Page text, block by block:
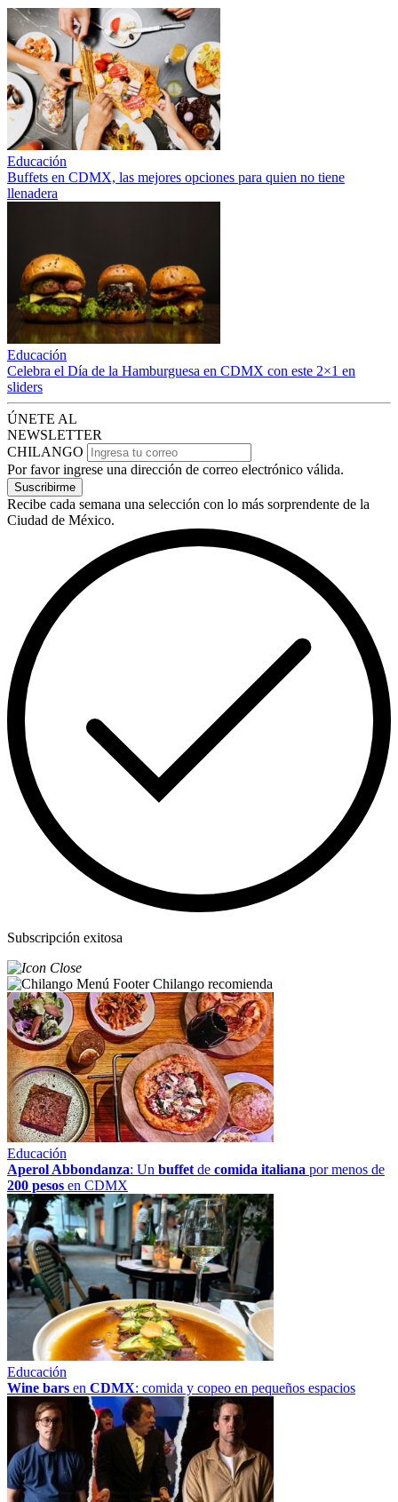
Educación
Buffets en CDMX, las mejores opciones para quien no tiene
llenadera
Educación
Celebra el Día de la Hamburguesa en CDMX con este 2×1 en
sliders
ÚNETE AL
NEWSLETTER
CHILANGO
Por favor ingrese una dirección de correo electrónico válida.
Suscribirme
Recibe cada semana una selección con lo más sorprendente de la
Ciudad de México.
Subscripción exitosa
Chilango recomienda
Educación
Aperol Abbondanza: Un buffet de comida italiana por menos de
200 pesos en CDMX
Educación
Wine bars en CDMX: comida y copeo en pequeños espacios